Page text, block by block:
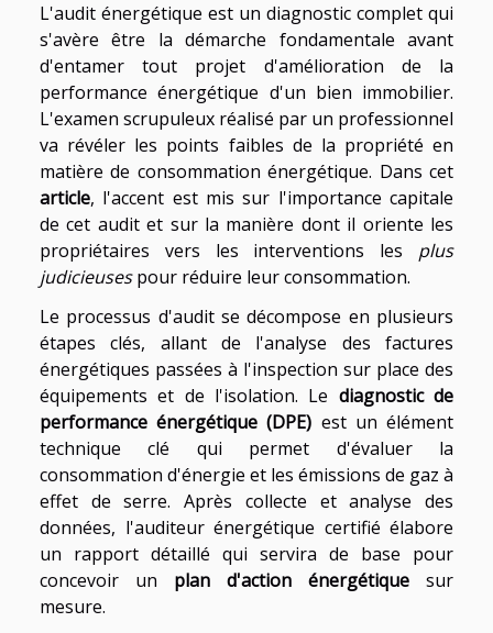
L'audit énergétique est un diagnostic complet qui
s'avère être la démarche fondamentale avant
d'entamer tout projet d'amélioration de la
performance énergétique d'un bien immobilier.
L'examen scrupuleux réalisé par un professionnel
va révéler les points faibles de la propriété en
matière de consommation énergétique. Dans cet
article, l'accent est mis sur l'importance capitale
de cet audit et sur la manière dont il oriente les
propriétaires vers les interventions les plus
judicieusespour réduire leur consommation.
Le processus d'audit se décompose en plusieurs
étapes clés, allant de l'analyse des factures
énergétiques passées à l'inspection sur place des
équipements et de l'isolation. Le diagnostic de
performance énergétique (DPE) est un élément
technique clé qui permet d'évaluer la
consommation d'énergie et les émissions de gaz à
effet de serre. Après collecte et analyse des
données, l'auditeur énergétique certifié élabore
un rapport détaillé qui servira de base pour
concevoir un plan d'action énergétique sur
mesure.